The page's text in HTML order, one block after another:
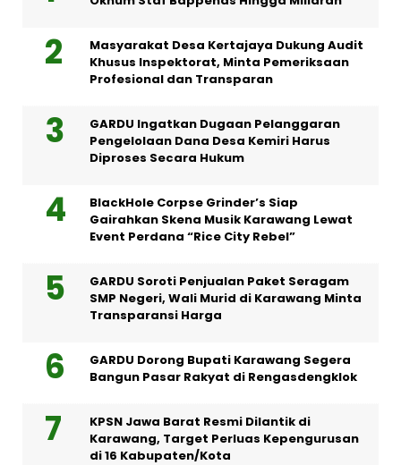
Masyarakat Desa Kertajaya Dukung Audit
Khusus Inspektorat, Minta Pemeriksaan
Profesional dan Transparan
GARDU Ingatkan Dugaan Pelanggaran
Pengelolaan Dana Desa Kemiri Harus
Diproses Secara Hukum
BlackHole Corpse Grinder’s Siap
Gairahkan Skena Musik Karawang Lewat
Event Perdana “Rice City Rebel”
GARDU Soroti Penjualan Paket Seragam
SMP Negeri, Wali Murid di Karawang Minta
Transparansi Harga
GARDU Dorong Bupati Karawang Segera
Bangun Pasar Rakyat di Rengasdengklok
KPSN Jawa Barat Resmi Dilantik di
Karawang, Target Perluas Kepengurusan
di 16 Kabupaten/Kota